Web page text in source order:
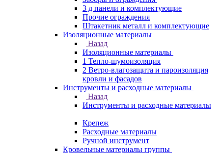
3 д панели и комплектующие
Прочие ограждения
Штакетник металл и комплектующие
Изоляционные материалы
Назад
Изоляционные материалы
1 Тепло-шумоизоляция
2 Ветро-влагозащита и пароизоляция
кровли и фасадов
Инструменты и расходные материалы
Назад
Инструменты и расходные материалы
Крепеж
Расходные материалы
Ручной инструмент
Кровельные материалы группы